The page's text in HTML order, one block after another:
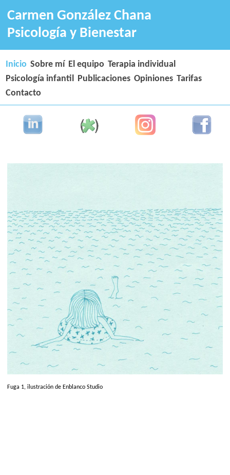
Carmen González Chana
Psicología y Bienestar
Inicio Sobre mí El equipo Terapia individual
Psicología infantil
Publicaciones Opiniones Tarifas
Contacto
Fuga 1, ilustración de Enblanco Studio